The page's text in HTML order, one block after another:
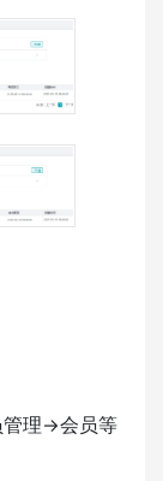
理->会员等